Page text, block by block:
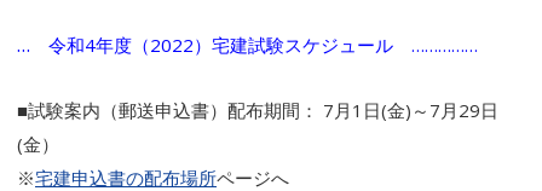
… 令和4年度（2022）宅建試験スケジュール ……………
■試験案内（郵送申込書）配布期間： 7月1日(金)～7月29日
(金）
※宅建申込書の配布場所ページへ